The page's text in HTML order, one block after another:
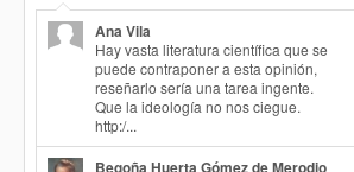
Ana Vila
Hay vasta literatura científica que se
puede contraponer a esta opinión,
reseñarlo sería una tarea ingente.
Que la ideología no nos ciegue.
http:/...
Begoña Huerta Gómez de Merodio